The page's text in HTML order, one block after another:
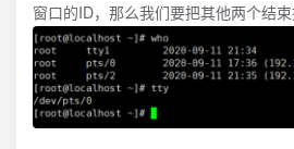
窗口的ID，那么我们要把其他两个结束